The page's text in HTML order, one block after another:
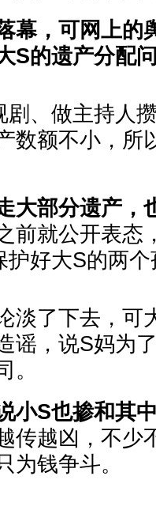
幕，可网上的
S的遗产分配
剧、做主持人
数额不小，所
大部分遗产，
前就公开表态
好大S的两
淡了下去，可
谣，说S妈为
。
小S也掺和其
传越凶，不少
为钱争斗。